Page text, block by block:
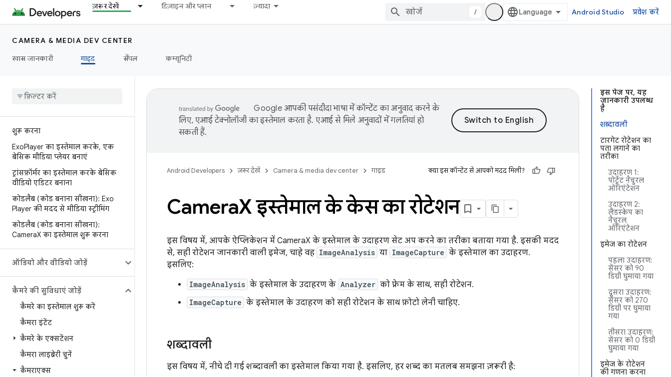
ज़रूर देखें डिज़ाइन और प्लान ज़्यादा
/ Android Studio प्रवेश करें
CAMERA & MEDIA DEV CENTER
खास जानकारी
गाइड सैंपल कम्यूनिटी
शुरू करना
ExoPlayer का इस्तेमाल करके, एक
बेसिक मीडिया प्लेयर बनाएं
ट्रांसफ़ॉर्मर का इस्तेमाल करके बेसिक
वीडियो एडिटर बनाना
कोडलैब (कोड बनाना सीखना): Exo
Player की मदद से मीडिया स्ट्रीमिंग
कोडलैब (कोड बनाना सीखना):
CameraX का इस्तेमाल शुरू करना
ऑडियो और वीडियो जोड़ें
कैमरे की सुविधाएं जोड़ें
कैमरे का इस्तेमाल शुरू करें
कैमरा इंटेंट
कैमरे के एक्सटेंशन
कैमरा लाइब्रेरी चुनें
कैमराएक्स
इस पेज पर, यह
जानकारी उपलब्ध
है
शब्दावली
टारगेट रोटेशन का
पता लगाने का
तरीका
उदाहरण 1:
पोर्ट्रेट नैचुरल
ओरिएंटेशन
उदाहरण 2:
लैंडस्केप का
नैचुरल
ओरिएंटेशन
इमेज का रोटेशन
पहला उदाहरण:
सेंसर को 90
डिग्री घुमाया गया
दूसरा उदाहरण:
सेंसर को 270
डिग्री पर घुमाया
गया
तीसरा उदाहरण:
सेंसर को 0 डिग्री
घुमाया गया
इमेज के रोटेशन
की गणना करना
Google आपकी पसंदीदा भाषा में कॉन्टेंट का अनुवाद करने के
लिए, एआई टेक्नोलॉजी का इस्तेमाल करता है. एआई से मिले अनुवादों में गलतियां हो
सकती हैं.
Android Developers ज़रूर देखें Camera & media dev center गाइड क्या इस कॉन्टेंट से आपको मदद मिली?
CameraX इस्तेमाल के केस का रोटेशन
इस विषय में, आपके ऐप्लिकेशन में CameraX के इस्तेमाल के उदाहरण सेट अप करने का तरीका बताया गया है. इसकी मदद
से, सही रोटेशन जानकारी वाली इमेज, चाहे वह ImageAnalysis या ImageCapture के इस्तेमाल का उदाहरण.
इसलिए:
ImageAnalysis के इस्तेमाल के उदाहरण के Analyzer को फ़्रेम के साथ, सही रोटेशन.
ImageCapture के इस्तेमाल के उदाहरण को सही रोटेशन के साथ फ़ोटो लेनी चाहिए.
शब्दावली
इस विषय में, नीचे दी गई शब्दावली का इस्तेमाल किया गया है. इसलिए, हर शब्द का मतलब समझना ज़रूरी है: